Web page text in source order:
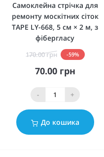
Самоклейна стрічка для
ремонту москітних сіток
TAPE LY-668, 5 см × 2 м, з
фібергласу
170.00 грн -59%
70.00 грн
- +
До кошика